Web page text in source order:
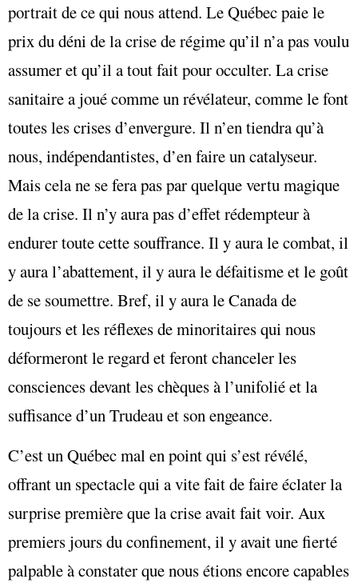
portrait de ce qui nous attend. Le Québec paie le
prix du déni de la crise de régime qu’il n’a pas voulu
assumer et qu’il a tout fait pour occulter. La crise
sanitaire a joué comme un révélateur, comme le font
toutes les crises d’envergure. Il n’en tiendra qu’à
nous, indépendantistes, d’en faire un catalyseur.
Mais cela ne se fera pas par quelque vertu magique
de la crise. Il n’y aura pas d’effet rédempteur à
endurer toute cette souffrance. Il y aura le combat, il
y aura l’abattement, il y aura le défaitisme et le goût
de se soumettre. Bref, il y aura le Canada de
toujours et les réflexes de minoritaires qui nous
déformeront le regard et feront chanceler les
consciences devant les chèques à l’unifolié et la
suffisance d’un Trudeau et son engeance.
C’est un Québec mal en point qui s’est révélé,
offrant un spectacle qui a vite fait de faire éclater la
surprise première que la crise avait fait voir. Aux
premiers jours du confinement, il y avait une fierté
palpable à constater que nous étions encore capables